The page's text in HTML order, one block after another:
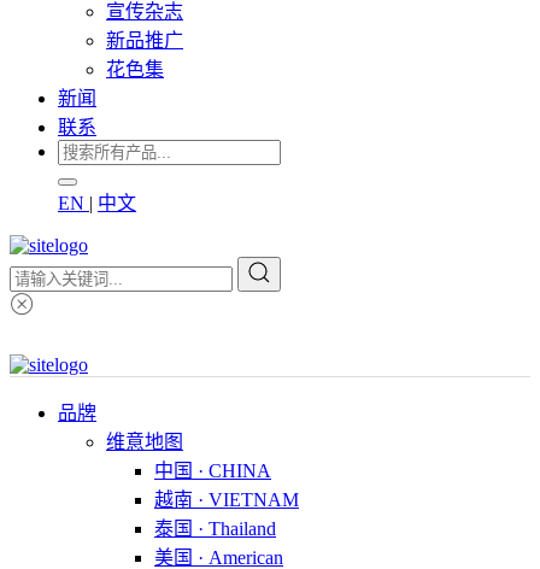
宣传杂志
新品推广
花色集
新闻
联系
EN | 中文
品牌
维意地图
中国 · CHINA
越南 · VIETNAM
泰国 · Thailand
美国 · American